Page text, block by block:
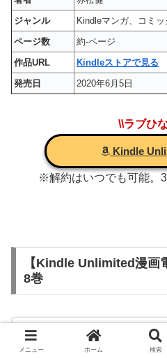
ジャンル
Kindleマンガ、コミッ
ページ数
約-ページ
作品URL
Kindleストアで見る
発売日
2020年6月5日
\\ラブひ
Kindle
※解約はいつでも可能。
【Kindle Unlimited漫画
8巻
メニュー ホーム 検索